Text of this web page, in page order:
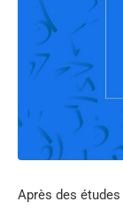
Après des